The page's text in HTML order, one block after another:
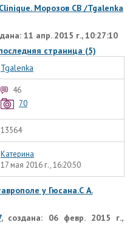
Морозов СВ /Tgalenka
11 апр. 2015 г., 10:27:10
страница (5)
Tgalenka
46
70
13564
Катерина
17 мая 2016 г., 16:20:50
у Гюсана.С А.
, создана: 06 февр. 2015 г.,